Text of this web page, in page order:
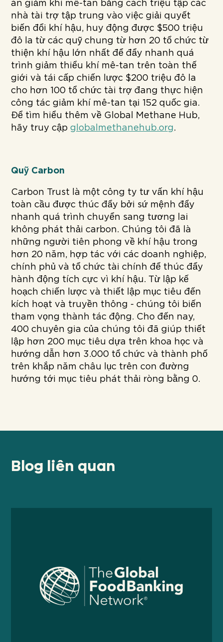
án giảm khí mê-tan bằng cách triệu tập các
nhà tài trợ tập trung vào việc giải quyết
biến đổi khí hậu, huy động được $500 triệu
đô la từ các quỹ chung từ hơn 20 tổ chức từ
thiện khí hậu lớn nhất để đẩy nhanh quá
trình giảm thiểu khí mê-tan trên toàn thế
giới và tái cấp chiến lược $200 triệu đô la
cho hơn 100 tổ chức tài trợ đang thực hiện
công tác giảm khí mê-tan tại 152 quốc gia.
Để tìm hiểu thêm về Global Methane Hub,
hãy truy cậpglobalmethanehub.org.
Quỹ Carbon
Carbon Trust là một công ty tư vấn khí hậu
toàn cầu được thúc đẩy bởi sứ mệnh đẩy
nhanh quá trình chuyển sang tương lai
không phát thải carbon. Chúng tôi đã là
những người tiên phong về khí hậu trong
hơn 20 năm, hợp tác với các doanh nghiệp,
chính phủ và tổ chức tài chính để thúc đẩy
hành động tích cực vì khí hậu. Từ lập kế
hoạch chiến lược và thiết lập mục tiêu đến
kích hoạt và truyền thông - chúng tôi biến
tham vọng thành tác động. Cho đến nay,
400 chuyên gia của chúng tôi đã giúp thiết
lập hơn 200 mục tiêu dựa trên khoa học và
hướng dẫn hơn 3.000 tổ chức và thành phố
trên khắp năm châu lục trên con đường
hướng tới mục tiêu phát thải ròng bằng 0.
Blog liên quan